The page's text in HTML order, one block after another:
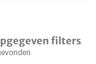
filters